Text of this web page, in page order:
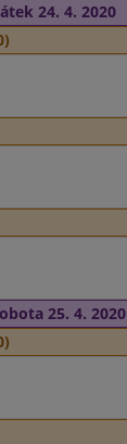
24. 4. 2020
25. 4. 2020